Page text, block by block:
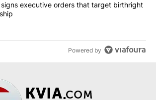
"Trump signs executive orders that
signs executive orders that target birthright
Powered by